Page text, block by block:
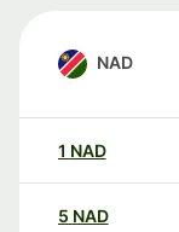
NAD
1 NAD
5 NAD